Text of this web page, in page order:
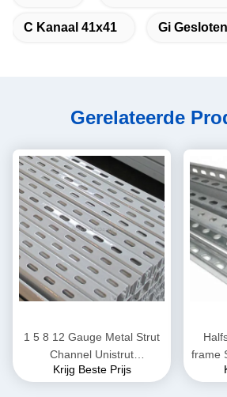
C Kanaal 41x41 Gi
Gerelateerde
1 5 8 12 Gauge Metal Strut
Channel Unistrut
gegalvaniseerd
Krijg Beste Prijs
frame